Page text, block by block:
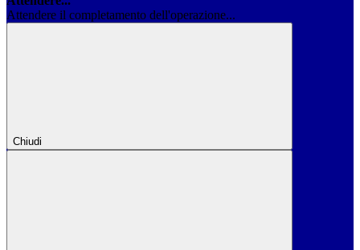
Attendere il completamento dell'operazione...
Chiudi